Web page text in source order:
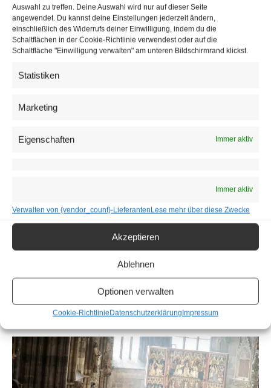
Auswahl zu treffen. Deine Auswahl wird nur auf dieser Seite
angewendet. Du kannst deine Einstellungen jederzeit ändern,
einschließlich des Widerrufs deiner Einwilligung, indem du die
Schaltflächen in der Cookie-Richtlinie verwendest oder auf die
Schaltfläche "Einwilligung verwalten" am unteren Bildschirmrand klickst.
Statistiken
Marketing
Eigenschaften Immer aktiv
Immer aktiv
Verwalten von {vendor_count}-LieferantenLese mehr über diese Zwecke
Akzeptieren
Ablehnen
Optionen verwalten
Cookie-RichtlinieDatenschutzerklärungImpressum
zurück, wo die Feierlichkeiten mit dem Segen für die Stadt
Wien ihren Abschluss fanden.
Menschen wichtiger als Technik
Ausgehend vom Bibelwort „Wenn ihr nicht umkehrt und
werdet wie die Kinder“ sprach Grünwidl über die
Bedeutung von Demut, Verantwortung und
Perspektivenwechsel. Dabei griff er auch aktuelle
Debatten über Künstliche Intelligenz und technologische
Entwicklungen auf.